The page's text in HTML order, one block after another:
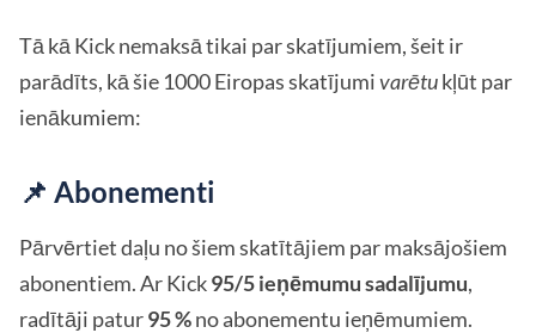
Tā kā Kick nemaksā tikai par skatījumiem, šeit ir
parādīts, kā šie 1000 Eiropas skatījumivarētukļūt par
ienākumiem:
📌 Abonementi
Pārvērtiet daļu no šiem skatītājiem par maksājošiem
abonentiem. Ar Kick95/5 ieņēmumu sadalījumu,
radītāji patur95 %no abonementu ieņēmumiem.